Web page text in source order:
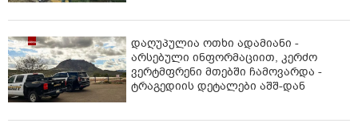
დაღუპულია ოთხი ადამიანი -
არსებული ინფორმაციით, კერძო
ვერტმფრენი მთებში ჩამოვარდა -
ტრაგედიის დეტალები აშშ-დან